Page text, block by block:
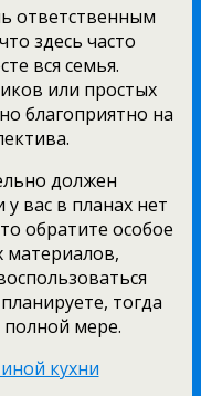
ответственным
здесь часто
вся семья.
или простых
благоприятно на
должен
вас в планах нет
обратите особое
тогда
мере.